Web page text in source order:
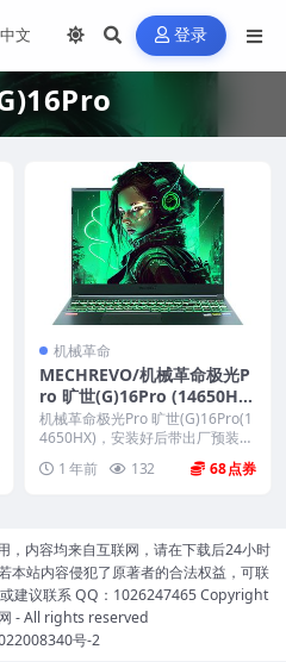
登录
机械革命
MECHREVO/机械革命极光P
ro 旷世(G)16Pro (14650HX)
原厂Windows11 24H2恢复
系统镜像下载
机械革命极光Pro 旷世(G)16Pro(1
4650HX)，安装好后带出厂预装
1 年前 132 68
，内容均来自互联网，请在下载后24小时
本站内容侵犯了原著者的合法权益，可联
建议联系 QQ：1026247465 Copyright
- All rights reserved
号-2